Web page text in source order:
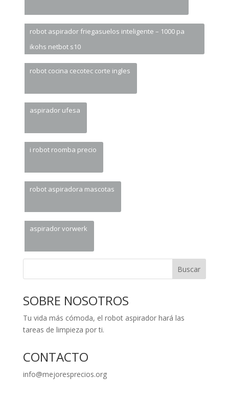
robot aspirador friegasuelos inteligente – 1000 pa
ikohs netbot s10
robot cocina cecotec corte ingles
aspirador ufesa
i robot roomba precio
robot aspiradora mascotas
aspirador vorwerk
Buscar
SOBRE NOSOTROS
Tu vida más cómoda, el robot aspirador hará las
tareas de limpieza por ti.
CONTACTO
info@mejoresprecios.org